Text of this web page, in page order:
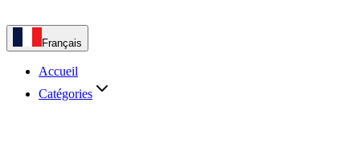
Français
Accueil
Catégories